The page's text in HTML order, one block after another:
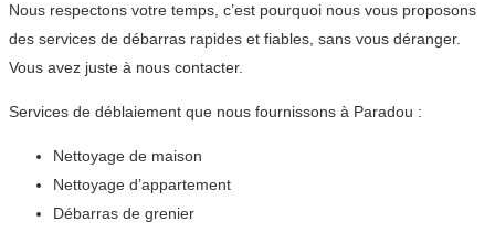
Nous respectons votre temps, c’est pourquoi nous vous proposons
des services de débarras rapides et fiables, sans vous déranger.
Vous avez juste à nous contacter.
Services de déblaiement que nous fournissons à Paradou :
Nettoyage de maison
Nettoyage d’appartement
Débarras de grenier